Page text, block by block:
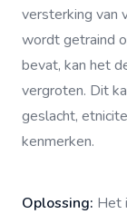
versterking van
wordt getraind
bevat, kan het
vergroten. Dit
geslacht,
kenmerken.
Oplossing: Het